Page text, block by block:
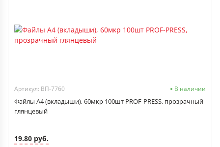
Артикул: ВП-7760 В наличии
Файлы А4 (вкладыши), 60мкр 100шт PROF-PRESS, прозрачный
глянцевый
19.80 руб.